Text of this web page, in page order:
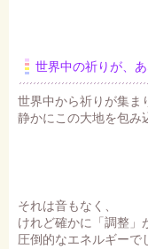
世界中の祈りが、
世界中から祈りが集ま
静かにこの大地を包み
それは音もなく、
けれど確かに「調整」
圧倒的なエネルギーで